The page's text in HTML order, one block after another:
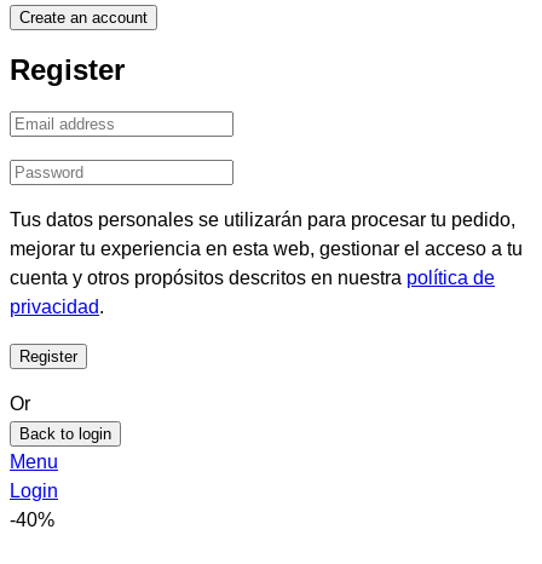
Create an account
Register
Tus datos personales se utilizarán para procesar tu pedido,
mejorar tu experiencia en esta web, gestionar el acceso a tu
cuenta y otros propósitos descritos en nuestra política de
privacidad.
Or
Back to login
Menu
Login
-40%